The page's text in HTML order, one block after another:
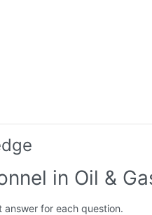
in Oil &
answer for each question.